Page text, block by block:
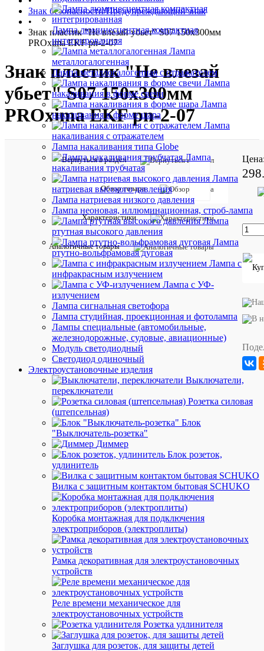
Лампа люминесцентная компактная
интегрированная
Лампа
металлогалогенная
Лампа металлогалогенная с отражателем
Лампа
накаливания в форме свечи
Лампа
накаливания в форме шара
Лампа
накаливания с отражателем
Лампа накаливания типа Globe
Лампа
накаливания трубчатая
Лампа
натриевая высокого давления
Лампа натриевая низкого давления
Лампа неоновая, иллюминационная, строб-лампа
Лампа
ртутная высокого давления
Лампа
ртутно-вольфрамовая дуговая
Лампа с
инфракрасным излучением
Лампа с УФ-
излучением
Лампа сигнальная светофора
Лампа студийная, проекционная и фотолампа
Лампы специальные (автомобильные,
железнодорожные, судовые, авиационные)
Модуль светодиодный
Светодиод одиночный
Электроустановочные изделия
Выключатели,
переключатели
Розетка силовая
(штепсельная)
Блок
"Выключатель-розетка"
Диммер
Блок розеток,
удлинитель
Вилка с защитным контактом бытовая SCHUKO
Коробка монтажная для подключения
электроприборов (электроплиты)
Рамка декоративная для электроустановочных
устройств
Реле времени механическое для
электроустановочных устройств
Розетка удлинителя
Заглушка для розеток, для защиты детей
Знак безопасности/Предупреждающий знак
•
Знак пластик "Не влезай убьет" S07 150х300мм
PROxima EKF pn-2-07
Знак пластик "Не влезай
убьет" S07 150х300мм
PROxima EKF pn-2-07
Вернуться в раздел
Обзор товара
Характеристики
Аналогичные товары
Все
EKF
Да
Высота,
мм
150
мм
Материал
(PVC-
символом
в
штук